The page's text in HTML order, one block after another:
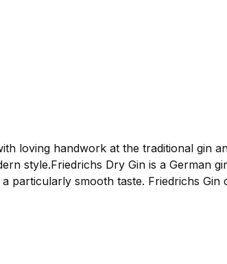
loving handwork at the traditional gin
style.Friedrichs Dry Gin is a German
particularly smooth taste. Friedrichs
together in a single step. The use of